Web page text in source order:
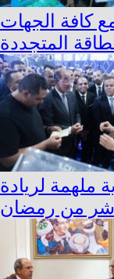
كافة الجهات
المتجددة
ملهمة لريادة